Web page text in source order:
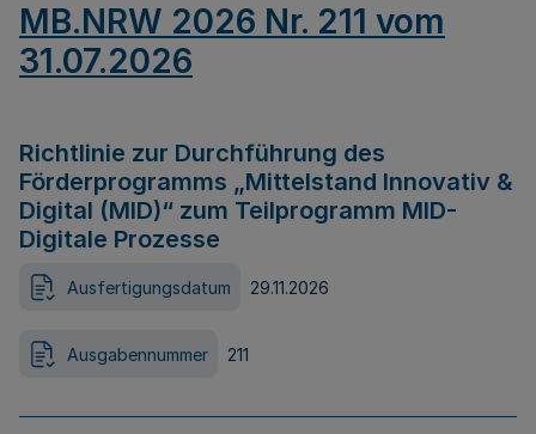
MB.NRW 2026 Nr. 211 vom
31.07.2026
Richtlinie zur Durchführung des
Förderprogramms „Mittelstand Innovativ &
Digital (MID)“ zum Teilprogramm MID-
Digitale Prozesse
Ausfertigungsdatum 29.11.2026
Ausgabennummer 211